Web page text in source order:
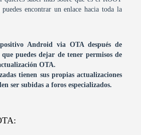
encontrar un enlace hacia toda la
Android via OTA después de
puedes dejar de tener permisos de
OTA.
tienen sus propias actualizaciones
ser subidas a foros especializados.